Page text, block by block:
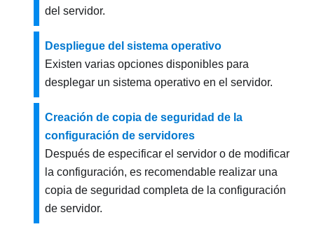
del servidor.
Despliegue del sistema operativo
Existen varias opciones disponibles para
desplegar un sistema operativo en el servidor.
Creación de copia de seguridad de la
configuración de servidores
Después de especificar el servidor o de modificar
la configuración, es recomendable realizar una
copia de seguridad completa de la configuración
de servidor.